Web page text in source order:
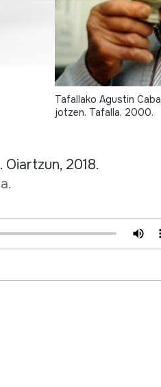
Tafallako Agustin
jotzen. Tafalla, 2000.
Oiartzun, 2018.